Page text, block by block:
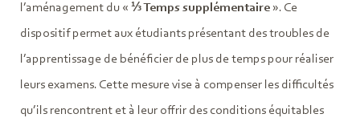
l’aménagement du « ⅓ Temps supplémentaire ». Ce
dispositif permet aux étudiants présentant des troubles de
l’apprentissage de bénéficier de plus de temps pour réaliser
leurs examens. Cette mesure vise à compenser les difficultés
qu’ils rencontrent et à leur offrir des conditions équitables